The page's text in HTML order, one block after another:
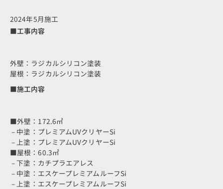
2024年5月施工
■工事内容
外壁：ラジカルシリコン塗装
屋根：ラジカルシリコン塗装
■施工内容
■外壁：172.6㎡
– 中塗：プレミアムUVクリヤーSi
– 上塗：プレミアムUVクリヤーSi
■屋根：60.3㎡
– 下塗：カチプラエアレス
– 中塗：エスケープレミアムルーフSi
– 上塗：エスケープレミアムルーフSi